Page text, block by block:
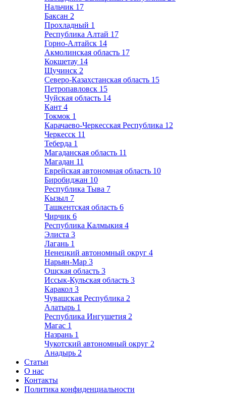
Нальчик 17
Баксан 2
Прохладный 1
Республика Алтай 17
Горно-Алтайск 14
Акмолинская область 17
Кокшетау 14
Щучинск 2
Северо-Казахстанская область 15
Петропавловск 15
Чуйская область 14
Кант 4
Токмок 1
Карачаево-Черкесская Республика 12
Черкесск 11
Теберда 1
Магаданская область 11
Магадан 11
Еврейская автономная область 10
Биробиджан 10
Республика Тыва 7
Кызыл 7
Ташкентская область 6
Чирчик 6
Республика Калмыкия 4
Элиста 3
Лагань 1
Ненецкий автономный округ 4
Нарьян-Мар 3
Ошская область 3
Иссык-Кульская область 3
Каракол 3
Чувашская Республика 2
Алатырь 1
Республика Ингушетия 2
Магас 1
Назрань 1
Чукотский автономный округ 2
Анадырь 2
Статьи
О нас
Контакты
Политика конфиденциальности